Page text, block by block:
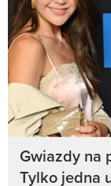
Gwiazdy na
Tylko jedna